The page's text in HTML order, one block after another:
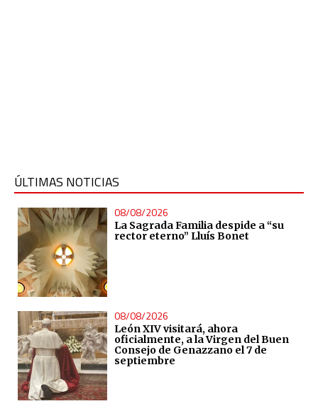
ÚLTIMAS NOTICIAS
08/08/2026
La Sagrada Familia despide a “su
rector eterno” Lluís Bonet
08/08/2026
León XIV visitará, ahora
oficialmente, a la Virgen del Buen
Consejo de Genazzano el 7 de
septiembre